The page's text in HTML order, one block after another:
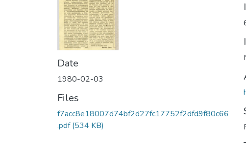
Date
1980-02-03
Files
f7acc8e18007d74bf2d27fc17752f2dfd9f80c66
.pdf(534 KB)